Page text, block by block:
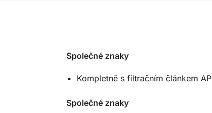
Společné znaky
Kompletně s filtračním článkem AP
Společné znaky